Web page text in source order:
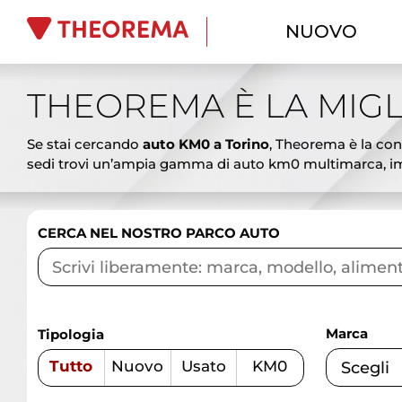
NUOVO
THEOREMA È LA
Se stai cercando auto KM0 a Torino, Theorema è la
sedi trovi un’ampia gamma di auto km0 multimarca,
ai SUV spaziosi, dalle berline eleganti ai veicoli
vantaggiosi. Le auto km0 Theorema rappresentano
garantire affidabilità e sicurezza. Vieni a scoprire le
competenza.
CERCA NEL NOSTRO PARCO AUTO
Tipologia
Tutto Nuovo Usato KM0
Marca